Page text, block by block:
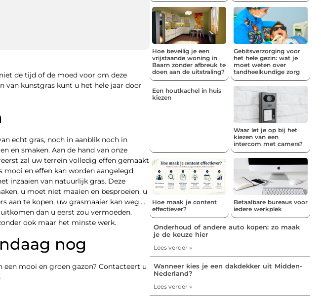
de tijd of de moed voor om deze
van kunstgras kunt u het hele jaar door
echt gras, noch in aanblik noch in
en smaken. Aan de hand van onze
zal uw terrein volledig effen gemaakt
mooi en effen kan worden aangelegd
inzaaien van natuurlijk gras. Deze
u moet niet maaien en besproeien, u
aan te kopen, uw grasmaaier kan weg,…
dan u eerst zou vermoeden.
ook maar het minste werk.
nog
een mooi en groen gazon? Contacteert u
Hoe beveilig je een
vrijstaande woning in
Baarn zonder afbreuk te
doen aan de uitstraling?
Gebitsverzorging voor
het hele gezin: wat je
moet weten over
tandheelkundige zorg
Een houtkachel in huis
kiezen
Waar let je op bij het
kiezen van een
intercom met camera?
Hoe maak je content
effectiever?
Betaalbare bureaus voor
iedere werkplek
Onderhoud of andere auto kopen: zo maak
je de keuze hier
Lees verder »
Wanneer kies je een dakdekker uit Midden-
Nederland?
Lees verder »